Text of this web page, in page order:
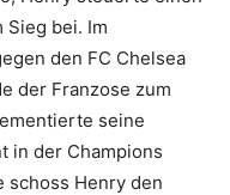
Sieg bei. Im
den FC Chelsea
der Franzose zum
seine
in der Champions
schoss Henry den